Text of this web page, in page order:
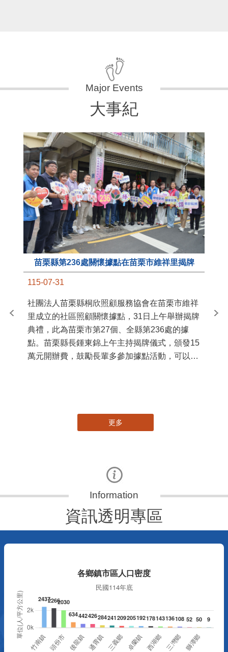
大事紀
苗栗縣第236處關懷據點在苗栗市維祥里揭牌
115-07-31
社團法人苗栗縣桐欣照顧服務協會在苗栗市維祥
里成立的社區照顧關懷據點，31日上午舉辦揭牌
典禮，此為苗栗市第27個、全縣第236處的據
點。苗栗縣長鍾東錦上午主持揭牌儀式，頒發15
萬元開辦費，鼓勵長輩多參加據點活動，可以更
苗
更多
資訊透明專區